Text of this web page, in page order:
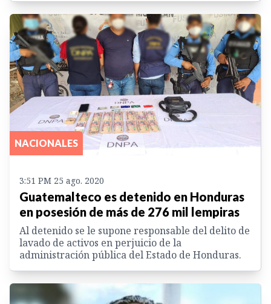
NACIONALES
3:51 PM 25 ago. 2020
Guatemalteco es detenido en Honduras
en posesión de más de 276 mil lempiras
Al detenido se le supone responsable del delito de
lavado de activos en perjuicio de la
administración pública del Estado de Honduras.